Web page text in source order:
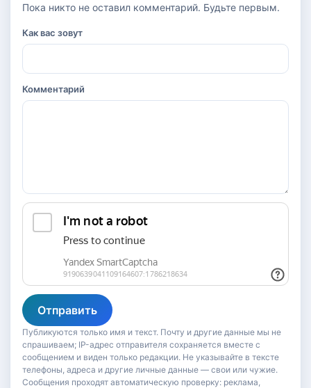
Пока никто не оставил комментарий. Будьте первым.
Как вас зовут
Комментарий
Отправить
Публикуются только имя и текст. Почту и другие данные мы не
спрашиваем; IP-адрес отправителя сохраняется вместе с
сообщением и виден только редакции. Не указывайте в тексте
телефоны, адреса и другие личные данные — свои или чужие.
Сообщения проходят автоматическую проверку: реклама,